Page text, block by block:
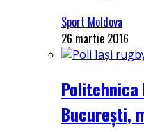
Sport Moldova
26 martie 2016
Politehnica
București,